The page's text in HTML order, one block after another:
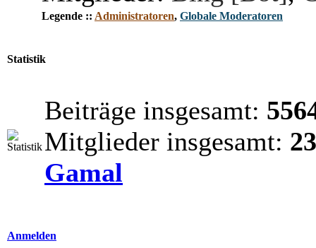
Legende :: Administratoren, Globale Moderatoren
Statistik
Beiträge insgesamt:
Mitglieder insgesamt:
Gamal
Anmelden